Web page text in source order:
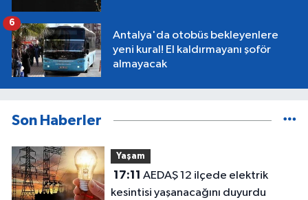
Antalya'da otobüs bekleyenlere
yeni kural! El kaldırmayanı şoför
almayacak
6
Son Haberler
Yaşam
17:11
kesintisi yaşanacağını duyurdu